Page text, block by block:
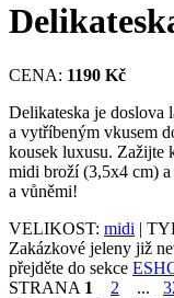
CENA: 1190 Kč
Delikateska je doslova
a vytříbeným vkusem
kousek luxusu. Zažijte
midi broží (3,5x4 cm)
a vůněmi!
VELIKOST: midi |
Zakázkové jeleny již
přejděte do sekce
STRANA 1 2 ...